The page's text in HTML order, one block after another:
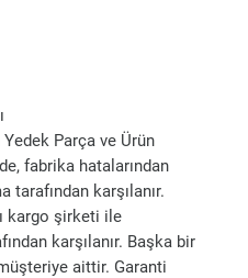
Parça ve Ürün
fabrika hatalarından
karşılanır.
kargo şirketi ile
karşılanır. Başka bir
aittir. Garanti